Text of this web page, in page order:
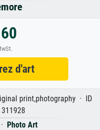
d'art
print,photography · ID
· Photo Art